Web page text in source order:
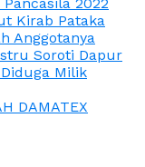
Kirab Pataka
Anggotanya
Soroti Dapur
Milik
DAMATEX